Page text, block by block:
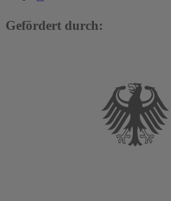
Gefördert durch: